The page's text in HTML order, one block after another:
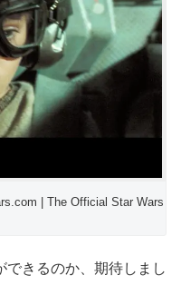
| The Official Star Wars
できるのか、期待しまし